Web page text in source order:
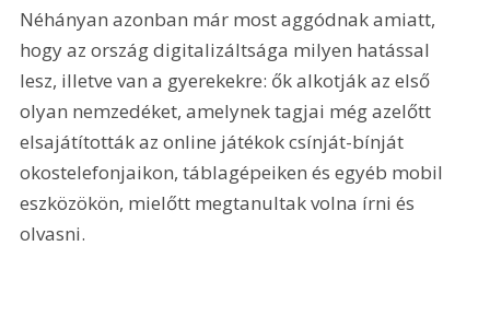
Néhányan azonban már most aggódnak amiatt,
hogy az ország digitalizáltsága milyen hatással
lesz, illetve van a gyerekekre: ők alkotják az első
olyan nemzedéket, amelynek tagjai még azelőtt
elsajátították az online játékok csínját-bínját
okostelefonjaikon, táblagépeiken és egyéb mobil
eszközökön, mielőtt megtanultak volna írni és
olvasni.